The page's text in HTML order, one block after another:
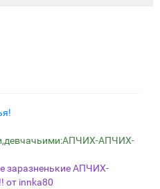
АПЧИХ-
заразненькие АПЧИХ-
innka80